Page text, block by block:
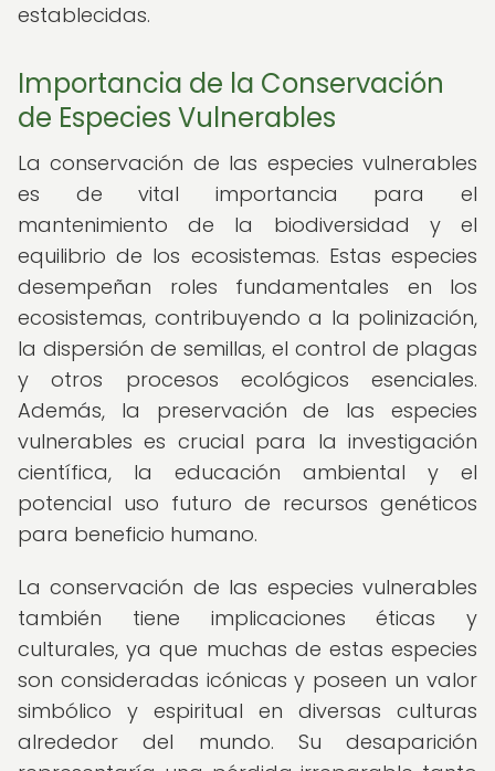
establecidas.
Importancia de la Conservación
de Especies Vulnerables
La conservación de las especies vulnerables
es de vital importancia para el
mantenimiento de la biodiversidad y el
equilibrio de los ecosistemas. Estas especies
desempeñan roles fundamentales en los
ecosistemas, contribuyendo a la polinización,
la dispersión de semillas, el control de plagas
y otros procesos ecológicos esenciales.
Además, la preservación de las especies
vulnerables es crucial para la investigación
científica, la educación ambiental y el
potencial uso futuro de recursos genéticos
para beneficio humano.
La conservación de las especies vulnerables
también tiene implicaciones éticas y
culturales, ya que muchas de estas especies
son consideradas icónicas y poseen un valor
simbólico y espiritual en diversas culturas
alrededor del mundo. Su desaparición